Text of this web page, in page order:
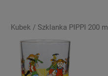
Kubek / Szklanka PIPPI 200 ml